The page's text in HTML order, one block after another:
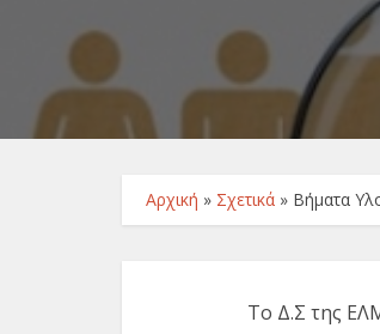
Αρχική » Σχετικά » Βήματα
Το Δ.Σ της